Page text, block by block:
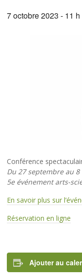
7 octobre 2023 - 11
Conférence
Du 27 septembre au
5e événement arts-
En savoir plus sur
Réservation en ligne
Ajouter au